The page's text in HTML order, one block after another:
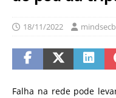
18/11/2022
Falha na rede pode